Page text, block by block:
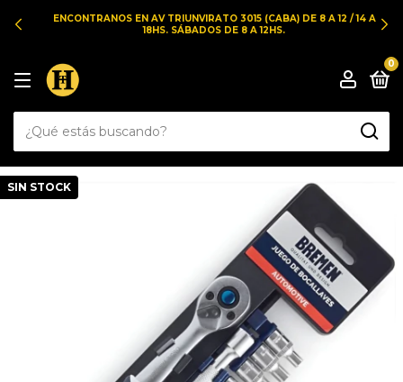
ENCONTRANOS EN AV TRIUNVIRATO 3015 (CABA) DE 8 A 12 / 14 A
18HS. SÁBADOS DE 8 A 12HS.
0
SIN STOCK